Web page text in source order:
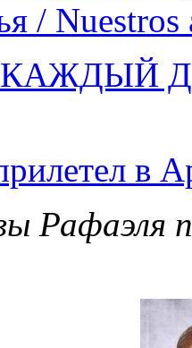
/ Nuestros
в
Рафаэля